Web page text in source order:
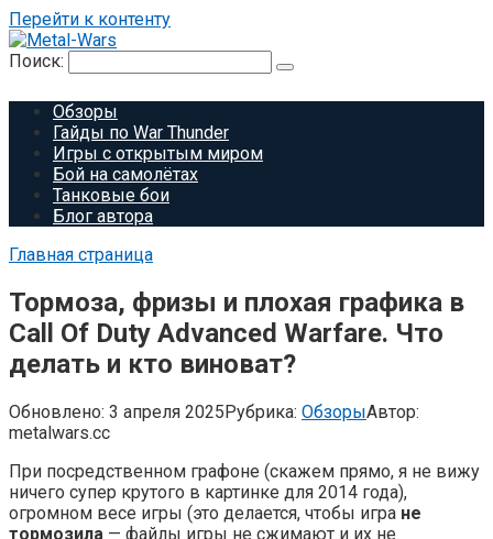
Перейти к контенту
Поиск:
Обзоры
Гайды по War Thunder
Игры с открытым миром
Бой на самолётах
Танковые бои
Блог автора
Главная страница
Тормоза, фризы и плохая графика в
Call Of Duty Advanced Warfare. Что
делать и кто виноват?
Обновлено: 3 апреля 2025Рубрика: ОбзорыАвтор:
metalwars.cc
При посредственном графоне (скажем прямо, я не вижу
ничего супер крутого в картинке для 2014 года),
огромном весе игры (это делается, чтобы игра не
тормозила — файлы игры не сжимают и их не